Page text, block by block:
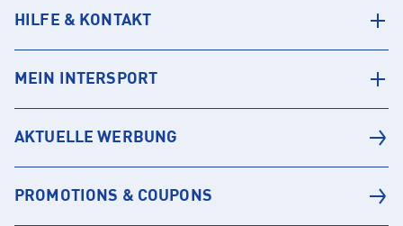
HILFE & KONTAKT
MEIN INTERSPORT
AKTUELLE WERBUNG
PROMOTIONS & COUPONS